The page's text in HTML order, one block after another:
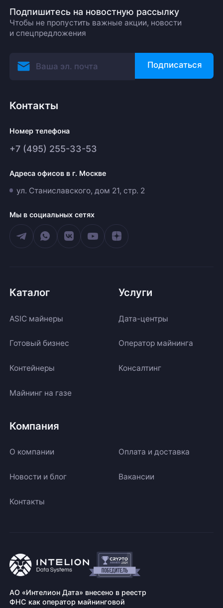
Подпишитесь на новостную рассылку
Чтобы не пропустить важные акции, новости
и спецпредложения
Подписаться
Контакты
Номер телефона
+7 (495) 255-33-53
Адреса офисов в г. Москве
ул. Станиславского, дом 21, стр. 2
Мы в социальных сетях
Каталог
ASIC майнеры
Готовый бизнес
Контейнеры
Майнинг на газе
Услуги
Дата-центры
Оператор майнинга
Консалтинг
Компания
О компании Оплата и доставка
Новости и блог Вакансии
Контакты
АО «Интелион Дата» внесено в реестр
ФНС как оператор майнинговой